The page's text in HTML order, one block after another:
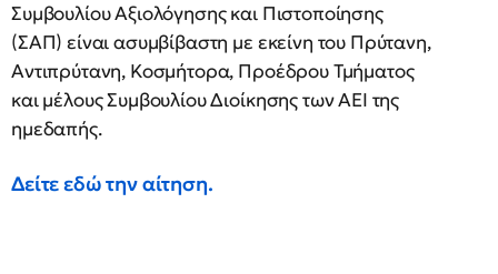
Συμβουλίου Αξιολόγησης και Πιστοποίησης
(ΣΑΠ) είναι ασυμβίβαστη με εκείνη του Πρύτανη,
Αντιπρύτανη, Κοσμήτορα, Προέδρου Τμήματος
και μέλους Συμβουλίου Διοίκησης των ΑΕΙ της
ημεδαπής.
Δείτε εδώ την αίτηση.